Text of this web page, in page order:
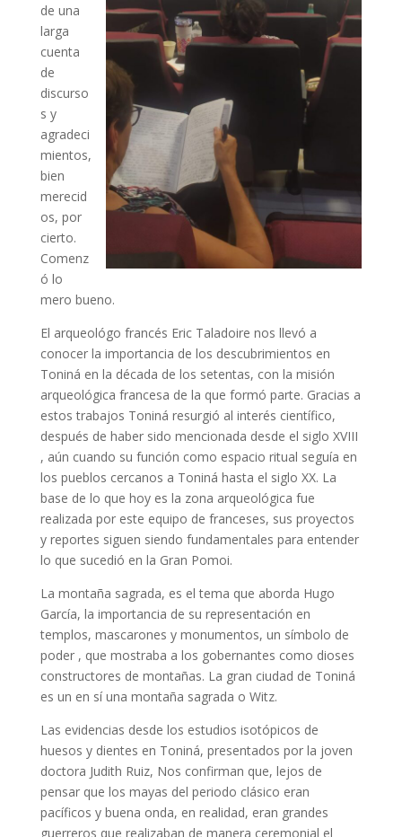
de una
larga
cuenta
de
discurso
s y
agradeci
mientos,
bien
merecid
os, por
cierto.
Comenz
ó lo
mero bueno.
El arqueológo francés Eric Taladoire nos llevó a
conocer la importancia de los descubrimientos en
Toniná en la década de los setentas, con la misión
arqueológica francesa de la que formó parte. Gracias a
estos trabajos Toniná resurgió al interés científico,
después de haber sido mencionada desde el siglo XVIII
, aún cuando su función como espacio ritual seguía en
los pueblos cercanos a Toniná hasta el siglo XX. La
base de lo que hoy es la zona arqueológica fue
realizada por este equipo de franceses, sus proyectos
y reportes siguen siendo fundamentales para entender
lo que sucedió en la Gran Pomoi.
La montaña sagrada, es el tema que aborda Hugo
García, la importancia de su representación en
templos, mascarones y monumentos, un símbolo de
poder , que mostraba a los gobernantes como dioses
constructores de montañas. La gran ciudad de Toniná
es un en sí una montaña sagrada o Witz.
Las evidencias desde los estudios isotópicos de
huesos y dientes en Toniná, presentados por la joven
doctora Judith Ruiz, Nos confirman que, lejos de
pensar que los mayas del periodo clásico eran
pacíficos y buena onda, en realidad, eran grandes
guerreros que realizaban de manera ceremonial el